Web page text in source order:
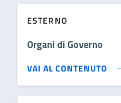
ESTERNO
Organi di Governo
VAI AL CONTENUTO